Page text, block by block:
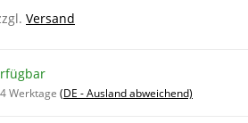
Versand
Werktage (DE - Ausland abweichend)